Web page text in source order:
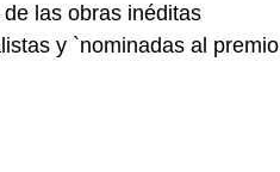
las obras inéditas
y `nominadas al premio